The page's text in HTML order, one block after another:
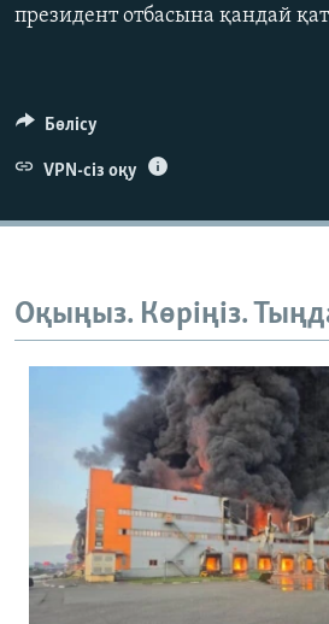
720p
президент отбасына қандай
Бөлісу
VPN-сіз оқу
Оқыңыз. Көріңіз.